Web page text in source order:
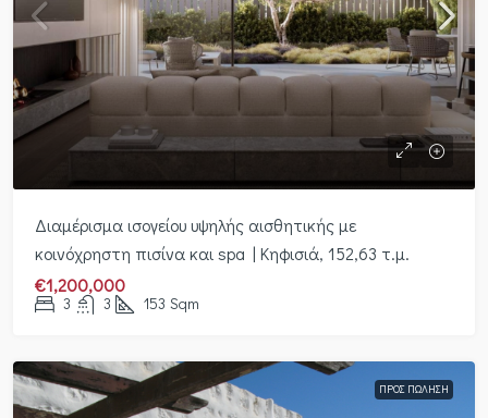
Διαμέρισμα ισογείου υψηλής αισθητικής με
κοινόχρηστη πισίνα και spa | Κηφισιά, 152,63 τ.μ.
€1,200,000
3 3 153 Sqm
ΠΡΟΣ ΠΏΛΗΣΗ